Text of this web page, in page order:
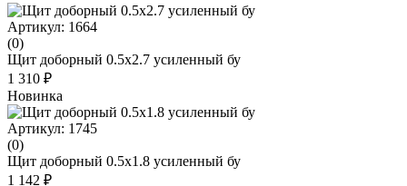
Артикул: 1664
(0)
Щит доборный 0.5х2.7 усиленный бу
1 310 ₽
Новинка
Артикул: 1745
(0)
Щит доборный 0.5х1.8 усиленный бу
1 142 ₽